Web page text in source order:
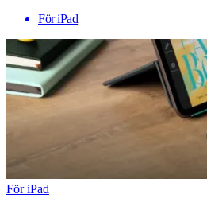
För iPad
För iPad